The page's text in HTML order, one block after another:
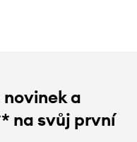
a
na svůj první